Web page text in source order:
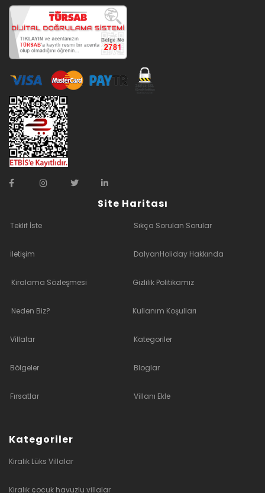
Site Haritası
Teklif İste Sıkça Sorulan Sorular
İletişim DalyanHoliday Hakkında
Kiralama Sözleşmesi Gizlilik Politikamız
Neden Biz? Kullanım Koşulları
Villalar Kategoriler
Bölgeler Bloglar
Fırsatlar Villanı Ekle
Kategoriler
Kiralık Lüks Villalar
Kiralık çocuk havuzlu villalar